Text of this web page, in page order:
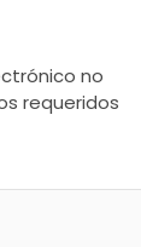
no
requeridos